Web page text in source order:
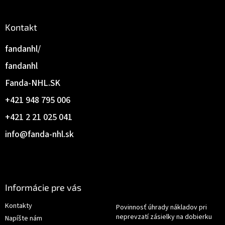
Kontakt
info@fanda-nhl.sk
+421 2 21 025 041
+421 948 795 006
Fanda-NHL.SK
fandanhl
fandanhl/
Informácie pre vás
Kontakty
Napíšte nám
Povinnosť úhrady nákladov pri
neprevzatí zásielky na dobierku